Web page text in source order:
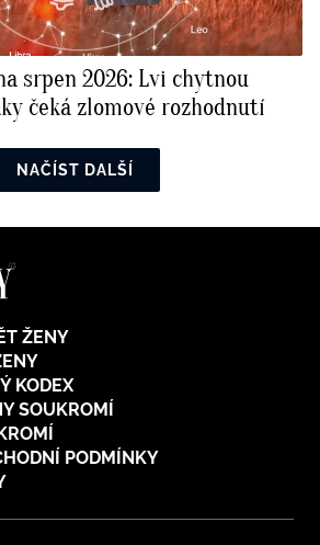
srpen 2026: Lvi chytnou
čeká zlomové rozhodnutí
NAČÍST DALŠÍ
ŽENY
KODEX
SOUKROMÍ
PODMÍNKY